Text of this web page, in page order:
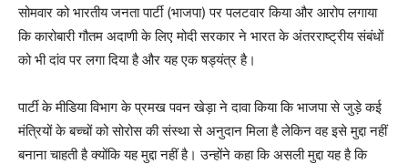
सोमवार को भारतीय जनता पार्टी (भाजपा) पर पलटवार किया और आरोप लगाया
कि कारोबारी गौतम अदाणी के लिए मोदी सरकार ने भारत के अंतरराष्ट्रीय संबंधों
को भी दांव पर लगा दिया है और यह एक षड्यंत्र है।
पार्टी के मीडिया विभाग के प्रमख पवन खेड़ा ने दावा किया कि भाजपा से जुड़े कई
मंत्रियों के बच्चों को सोरोस की संस्था से अनुदान मिला है लेकिन वह इसे मुद्दा नहीं
बनाना चाहती है क्योंकि यह मुद्दा नहीं है। उन्होंने कहा कि असली मुद्दा यह है कि